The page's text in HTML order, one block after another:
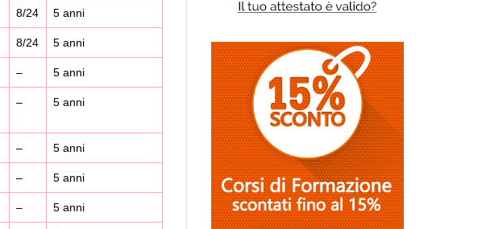
8/24 5 anni
8/24 5 anni
– 5 anni
– 5 anni
– 5 anni
– 5 anni
– 5 anni